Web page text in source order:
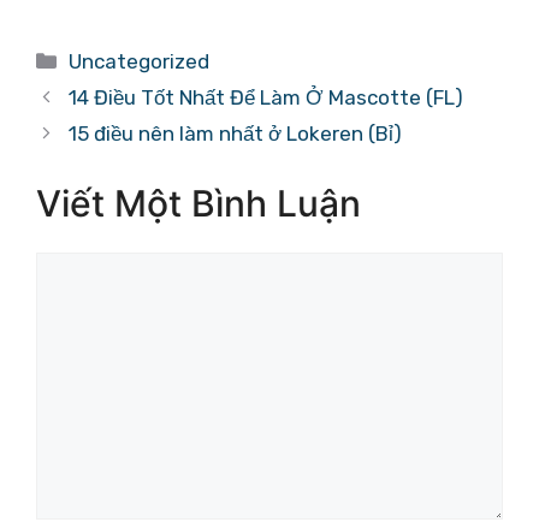
Danh
mục
Uncategorized
14 Điều Tốt Nhất Để Làm Ở Mascotte (FL)
15 điều nên làm nhất ở Lokeren (Bỉ)
Viết Một Bình Luận